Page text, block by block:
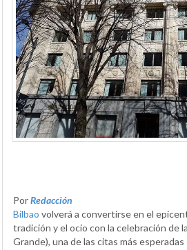
PorRedacción
Bilbao volverá a convertirse en el
tradición y el ocio con la celebración de la
Grande), una de las citas más